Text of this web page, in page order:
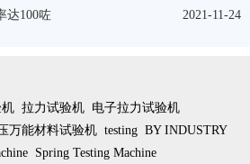
2021-11-24
达100咗
拉力试验机 电子拉力试验机
万能材料试验机 testing BY INDUSTRY
Spring Testing Machine